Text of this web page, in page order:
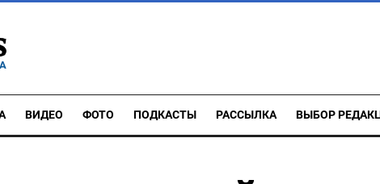
ВИДЕО ФОТО ПОДКАСТЫ РАССЫЛКА ВЫБОР